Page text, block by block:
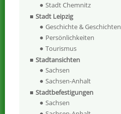
Stadt Chemnitz
Stadt Leipzig
Geschichte & Geschichten
Persönlichkeiten
Tourismus
Stadtansichten
Sachsen
Sachsen-Anhalt
Stadtbefestigungen
Sachsen